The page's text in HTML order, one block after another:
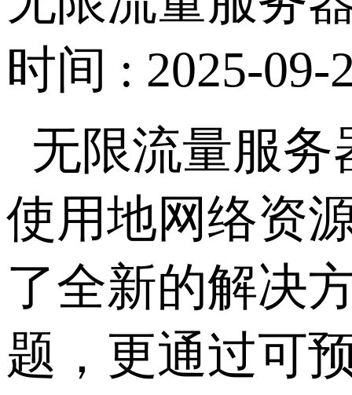
时间 : 2025-09-
无限流量服
使用地网络资
了全新的解决
题，更通过可